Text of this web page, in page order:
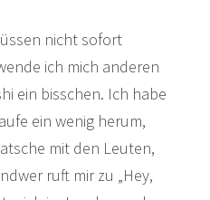
nicht sofort
ich mich anderen
ein bisschen. Ich habe
ein wenig herum,
mit den Leuten,
ruft mir zu „Hey,